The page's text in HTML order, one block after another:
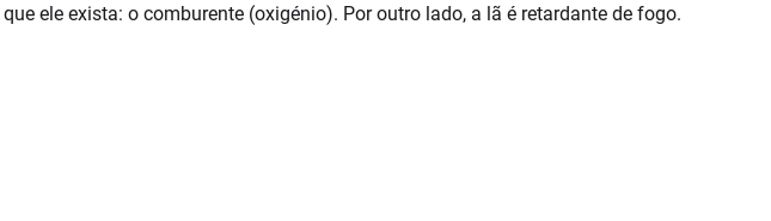
ele exista: o comburente (oxigénio). Por outro lado, a lã é retardante de fogo.